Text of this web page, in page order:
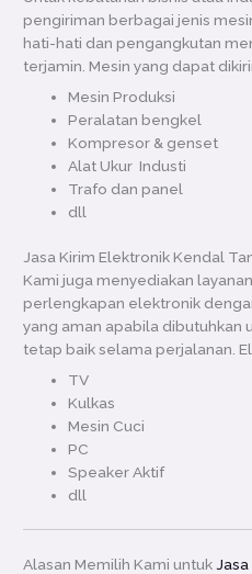
pengiriman berbagai jenis
hati-hati dan pengangkutan
terjamin. Mesin yang dapat
Mesin Produksi
Peralatan bengkel
Kompresor & genset
Alat Ukur Industi
Trafo dan panel
dll
Jasa Kirim Elektronik Kendal
Kami juga menyediakan
perlengkapan elektronik
yang aman apabila dibutuhkan
tetap baik selama perjalanan.
TV
Kulkas
Mesin Cuci
PC
Speaker Aktif
dll
Alasan Memilih Kami untuk